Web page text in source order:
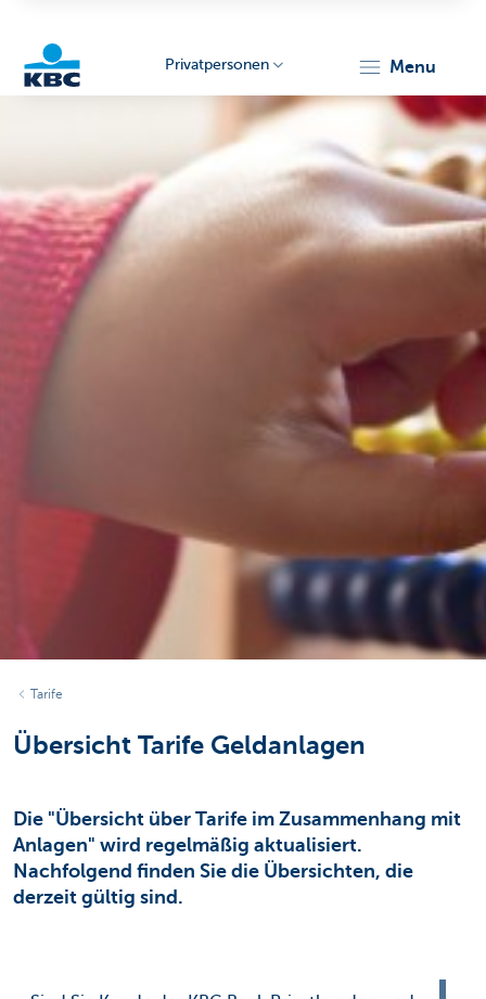
Privatpersonen menu
Tarife
Übersicht Tarife Geldanlagen
Die "Übersicht über Tarife im Zusammenhang mit
Anlagen" wird regelmäßig aktualisiert.
Nachfolgend finden Sie die Übersichten, die
derzeit gültig sind.